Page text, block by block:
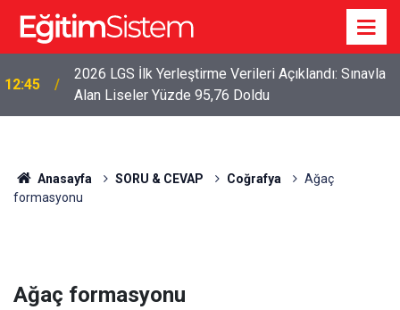
12:45
2026 LGS İlk Yerleştirme Verileri Açıklandı: Sınavla
Alan Liseler Yüzde 95,76 Doldu
Anasayfa SORU & CEVAP Coğrafya
Ağaç
formasyonu
Ağaç formasyonu